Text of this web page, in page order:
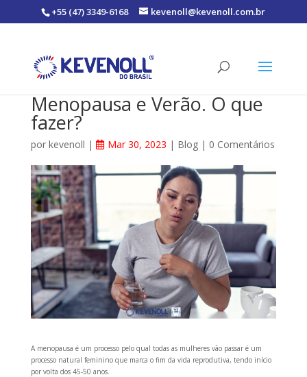
+55 (47) 3349-6168 kevenoll@kevenoll.com.br
Menopausa e Verão. O que
fazer?
por kevenoll | Mar 30, 2023 | Blog| 0 Comentários
A menopausa é um processo pelo qual todas as mulheres vão passar é um
processo natural feminino que marca o fim da vida reprodutiva, tendo início
por volta dos 45-50 anos.